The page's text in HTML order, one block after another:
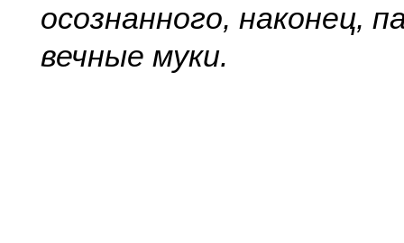
осознанного, наконец,
вечные муки.